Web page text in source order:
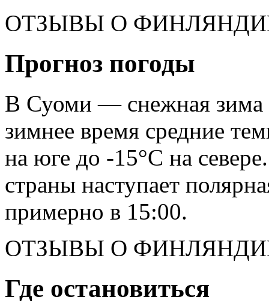
ОТЗЫВЫ О
Прогноз погоды
В Суоми — снежная зима
зимнее время средние
на юге до -15°С на
страны наступает
примерно в 15:00.
ОТЗЫВЫ О
Где остановиться